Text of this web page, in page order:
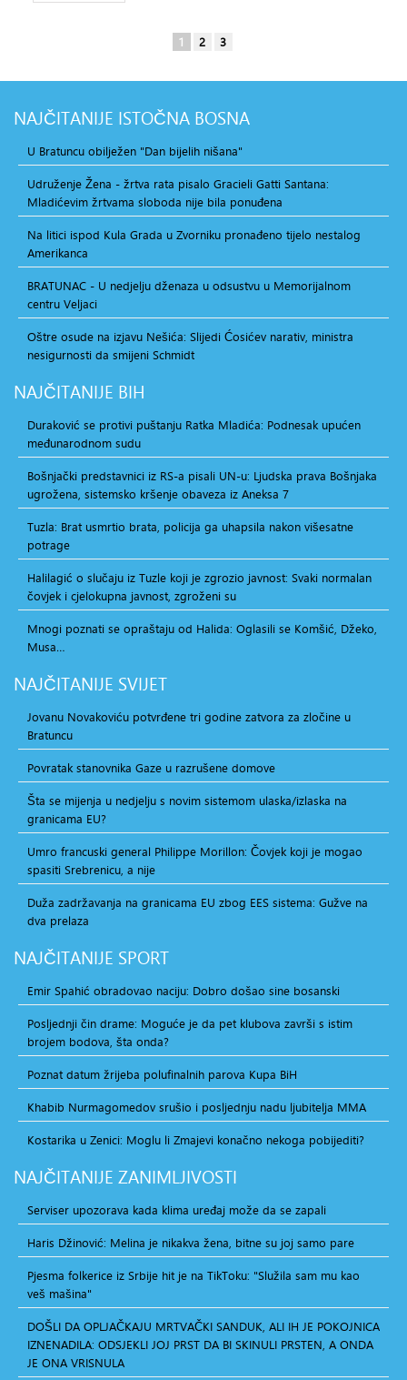
1 2 3
NAJČITANIJE ISTOČNA BOSNA
U Bratuncu obilježen "Dan bijelih nišana"
Udruženje Žena - žrtva rata pisalo Gracieli Gatti Santana:
Mladićevim žrtvama sloboda nije bila ponuđena
Na litici ispod Kula Grada u Zvorniku pronađeno tijelo nestalog
Amerikanca
BRATUNAC - U nedjelju dženaza u odsustvu u Memorijalnom
centru Veljaci
Oštre osude na izjavu Nešića: Slijedi Ćosićev narativ, ministra
nesigurnosti da smijeni Schmidt
NAJČITANIJE BIH
Duraković se protivi puštanju Ratka Mladića: Podnesak upućen
međunarodnom sudu
Bošnjački predstavnici iz RS-a pisali UN-u: Ljudska prava Bošnjaka
ugrožena, sistemsko kršenje obaveza iz Aneksa 7
Tuzla: Brat usmrtio brata, policija ga uhapsila nakon višesatne
potrage
Halilagić o slučaju iz Tuzle koji je zgrozio javnost: Svaki normalan
čovjek i cjelokupna javnost, zgroženi su
Mnogi poznati se opraštaju od Halida: Oglasili se Komšić, Džeko,
Musa…
NAJČITANIJE SVIJET
Jovanu Novakoviću potvrđene tri godine zatvora za zločine u
Bratuncu
Povratak stanovnika Gaze u razrušene domove
Šta se mijenja u nedjelju s novim sistemom ulaska/izlaska na
granicama EU?
Umro francuski general Philippe Morillon: Čovjek koji je mogao
spasiti Srebrenicu, a nije
Duža zadržavanja na granicama EU zbog EES sistema: Gužve na
dva prelaza
NAJČITANIJE SPORT
Emir Spahić obradovao naciju: Dobro došao sine bosanski
Posljednji čin drame: Moguće je da pet klubova završi s istim
brojem bodova, šta onda?
Poznat datum žrijeba polufinalnih parova Kupa BiH
Khabib Nurmagomedov srušio i posljednju nadu ljubitelja MMA
Kostarika u Zenici: Moglu li Zmajevi konačno nekoga pobijediti?
NAJČITANIJE ZANIMLJIVOSTI
Serviser upozorava kada klima uređaj može da se zapali
Haris Džinović: Melina je nikakva žena, bitne su joj samo pare
Pjesma folkerice iz Srbije hit je na TikToku: "Služila sam mu kao
veš mašina"
DOŠLI DA OPLJAČKAJU MRTVAČKI SANDUK, ALI IH JE POKOJNICA
IZNENADILA: ODSJEKLI JOJ PRST DA BI SKINULI PRSTEN, A ONDA
JE ONA VRISNULA